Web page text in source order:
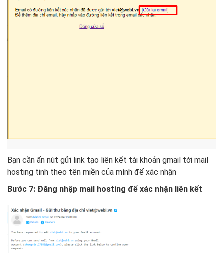
Bạn cần ấn nút gửi link tạo liên kết tài khoản gmail tới mail
hosting tinh theo tên miền của mình để xác nhận
Bước 7: Đăng nhập mail hosting để xác nhận liên kết